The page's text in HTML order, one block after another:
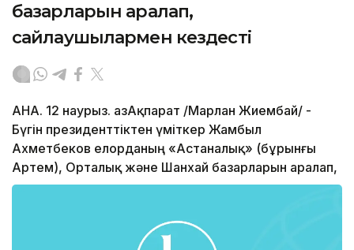
базарларын аралап,
сайлаушылармен кездесті
АНА. 12 наурыз. ҚазАқпарат /Марлан Жиембай/ -
Бүгін президенттіктен үміткер Жамбыл
Ахметбеков елорданың «Астаналық» (бұрынғы
Артем), Орталық және Шанхай базарларын аралап,